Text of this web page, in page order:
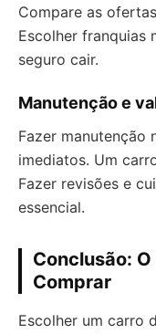
Compare as
Escolher franquias
seguro cair.
Manutenção e
Fazer manutenção
imediatos. Um
Fazer revisões e
essencial.
Conclusão:
Comprar
Escolher um carro